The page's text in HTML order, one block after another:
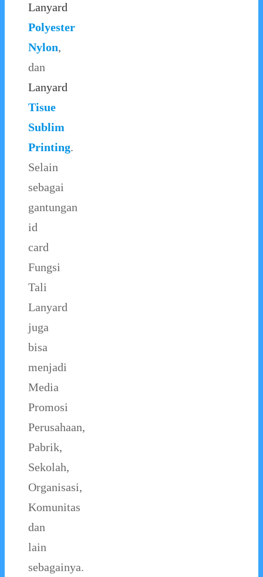
Lanyard
Polyester
Nylon,
dan
Lanyard
Tisue
Sublim
Printing.
Selain
sebagai
gantungan
id
card
Fungsi
Tali
Lanyard
juga
bisa
menjadi
Media
Promosi
Perusahaan,
Pabrik,
Sekolah,
Organisasi,
Komunitas
dan
lain
sebagainya.